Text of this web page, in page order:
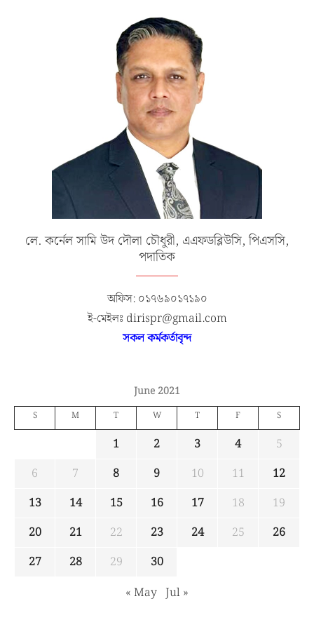
লে. কর্নেল সামি উদ দৌলা চৌধুরী, এএফডব্লিউসি, পিএসসি,
পদাতিক
অফিস: ০১৭৬৯০১৭১৯০
ই-মেইলঃ dirispr@gmail.com
সকল কর্মকর্তাবৃন্দ
June 2021
S M T W T F S
1 2 3 4
5
6
7 8 9 10 11
12
13
14 15 16 17 18
19
20
21 22 23 24 25
26
27
28 29
30
« May Jul »